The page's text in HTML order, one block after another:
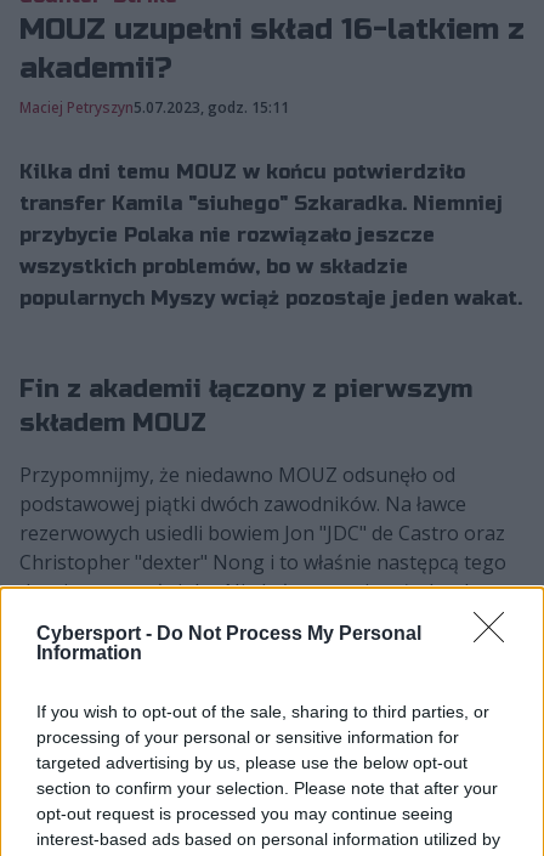
Cybersport - Do Not Process My Personal
Information
If you wish to opt-out of the sale, sharing to third parties, or
processing of your personal or sensitive information for
targeted advertising by us, please use the below opt-out
section to confirm your selection. Please note that after your
opt-out request is processed you may continue seeing
interest-based ads based on personal information utilized by
MOUZ uzupełni skład 16-latkiem z
akademii?
Maciej Petryszyn5.07.2023, godz. 15:11
Kilka dni temu MOUZ w końcu potwierdziło
transfer Kamila "siuhego" Szkaradka. Niemniej
przybycie Polaka nie rozwiązało jeszcze
wszystkich problemów, bo w składzie
popularnych Myszy wciąż pozostaje jeden wakat.
Fin z akademii łączony z pierwszym
składem MOUZ
Przypomnijmy, że niedawno MOUZ odsunęło od
podstawowej piątki dwóch zawodników. Na ławce
rezerwowych usiedli bowiem Jon "JDC" de Castro oraz
Christopher "dexter" Nong i to właśnie następcą tego
drugiego został siuhy. Nie było natomiast żadnych
plotek w kwestii tego, kto miałby przejąć fotel należący
do Niemca. Co prawda
z Myszami łączony był Abdul
nominalnym snajperem i gdyby faktycznie miał trafić do
składu, to raczej w zastępstwie Ádáma "torzsiego"
Torzsása. Teraz jednak okazuje się, że gracz, który
mógłby zapełnić istniejący wakat, może wcale nie
znajdować się tak daleko, jakby się wydawało.